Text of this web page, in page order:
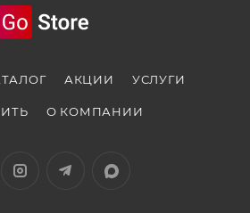
АКЦИИ УСЛУГИ
О КОМПАНИИ